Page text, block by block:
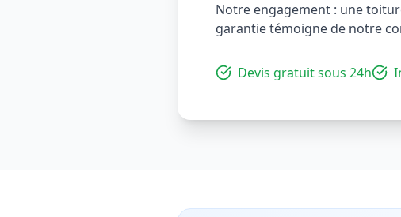
Notre engagement : une
garantie témoigne de notre
Devis gratuit sous 24h